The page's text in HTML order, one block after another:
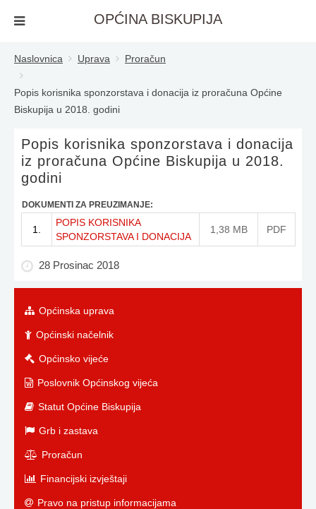
OPĆINA BISKUPIJA
Naslovnica Uprava Proračun
Popis korisnika sponzorstava i donacija iz proračuna Općine
Biskupija u 2018. godini
Popis korisnika sponzorstava i donacija
iz proračuna Općine Biskupija u 2018.
godini
DOKUMENTI ZA PREUZIMANJE:
1.
POPIS KORISNIKA
SPONZORSTAVA I DONACIJA
1,38 MB PDF
28 Prosinac 2018
Općinska uprava
Općinski načelnik
Općinsko vijeće
Poslovnik Općinskog vijeća
Statut Općine Biskupija
Grb i zastava
Proračun
Financijski izvještaji
Pravo na pristup informacijama